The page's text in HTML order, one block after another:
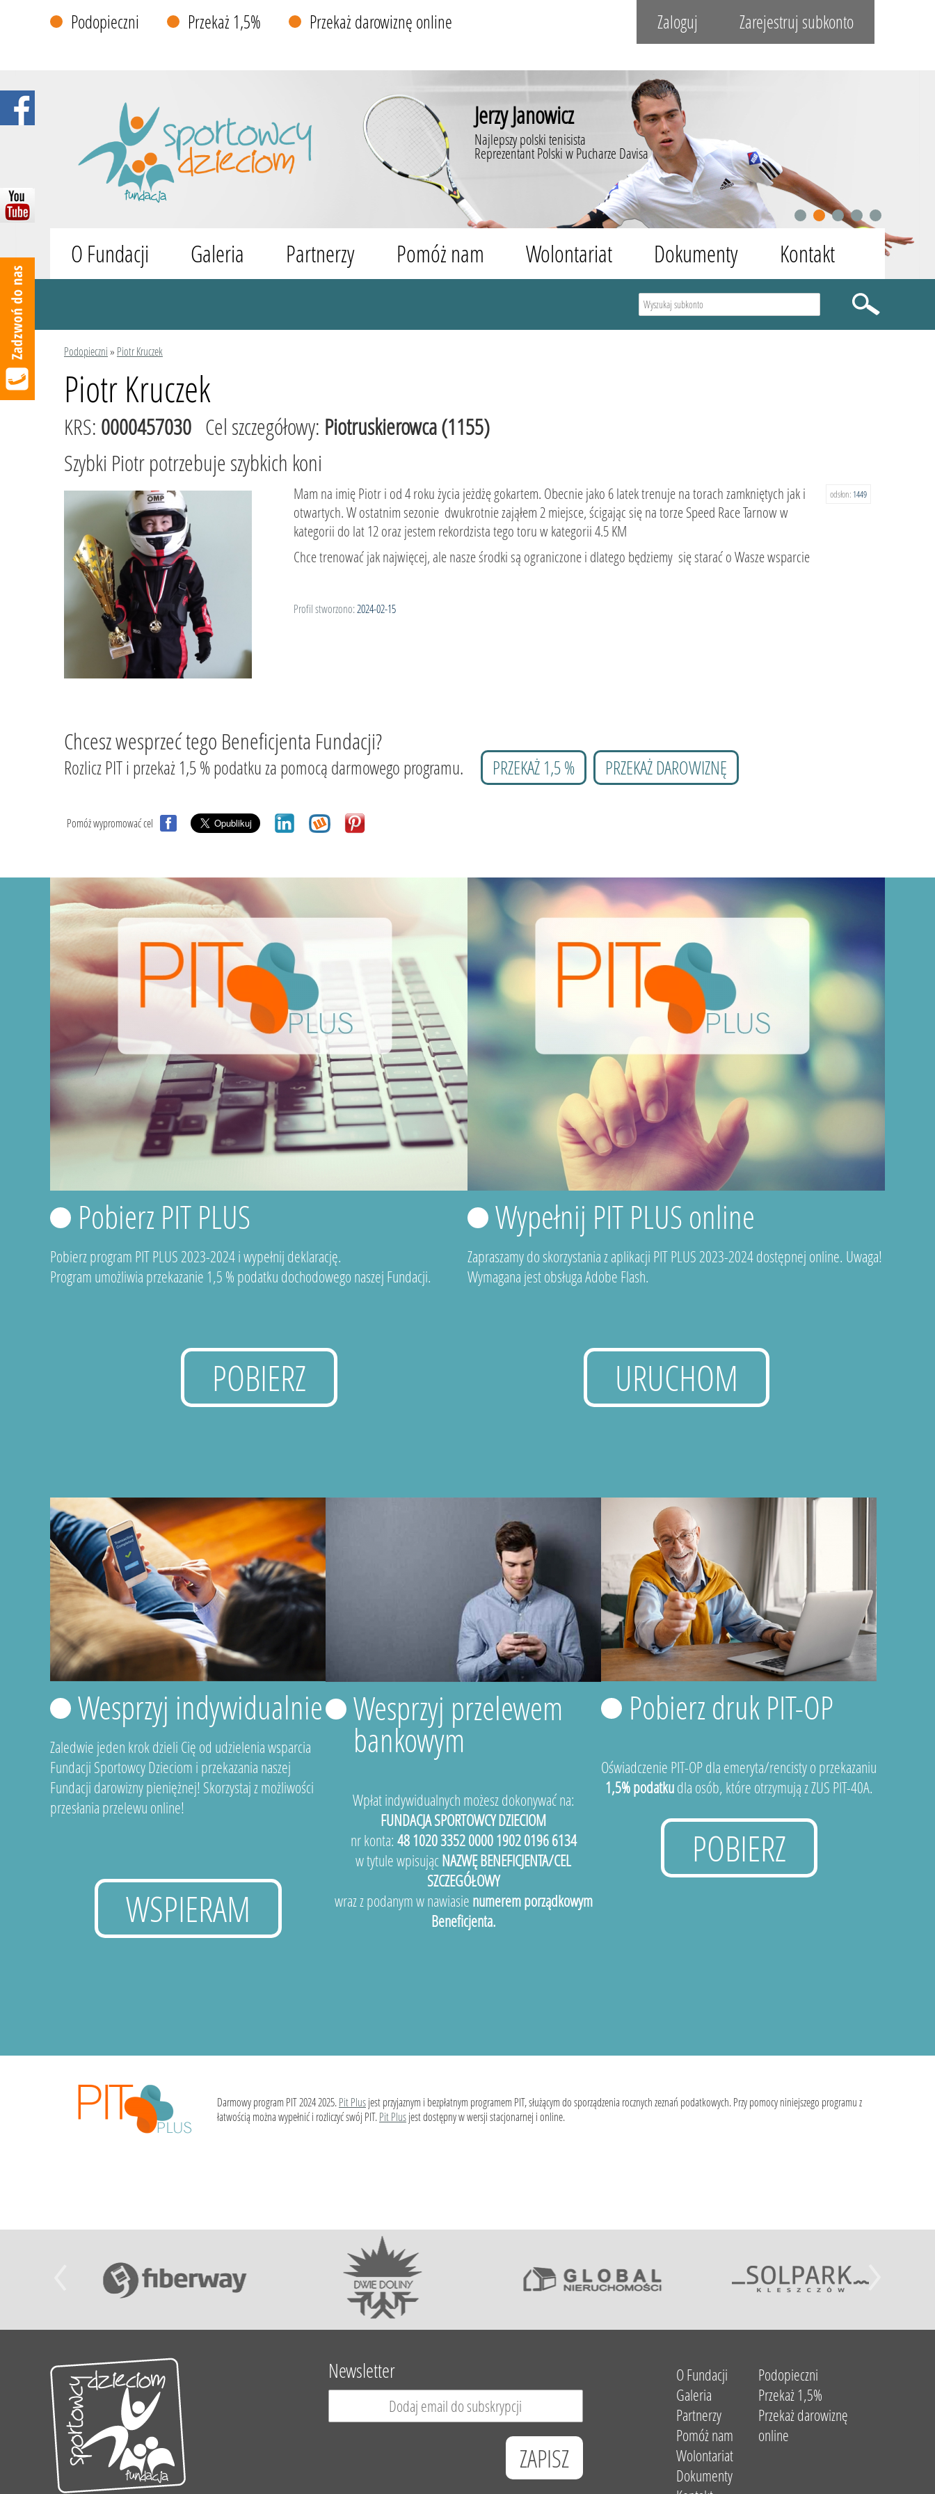
Podopieczni Przekaż 1,5% Przekaż darowiznę online Zaloguj Zarejestruj subkonto
Jerzy Janowicz
Najlepszy polski tenisista
Reprezentant Polski w Pucharze Davisa
1 2 3 4 5
O Fundacji Galeria Partnerzy Pomóż nam Wolontariat Dokumenty Kontakt
Podopieczni» Piotr Kruczek
Piotr Kruczek
KRS: 0000457030 Cel szczegółowy: Piotruskierowca (1155)
Szybki Piotr potrzebuje szybkich koni
odsłon: 1449
Mam na imię Piotr i od 4 roku życia jeżdżę gokartem. Obecnie jako 6 latek trenuje na torach zamkniętych jak i
otwartych. W ostatnim sezonie dwukrotnie zająłem 2 miejsce, ścigając się na torze Speed Race Tarnow w
kategorii do lat 12 oraz jestem rekordzista tego toru w kategorii 4.5 KM
Chce trenować jak najwięcej, ale nasze środki są ograniczone i dlatego będziemy się starać o Wasze wsparcie
Profil stworzono: 2024-02-15
Chcesz wesprzeć tego Beneficjenta Fundacji?
Rozlicz PIT i przekaż 1,5 % podatku za pomocą darmowego programu. PRZEKAŻ 1,5 % PRZEKAŻ DAROWIZNĘ
Pomóż wypromować cel
Pobierz PIT PLUS
Pobierz program PIT PLUS 2023-2024 i wypełnij deklarację.
Program umożliwia przekazanie 1,5 % podatku dochodowego naszej Fundacji.
POBIERZ
Wypełnij PIT PLUS online
Zapraszamy do skorzystania z aplikacji PIT PLUS 2023-2024 dostępnej online. Uwaga!
Wymagana jest obsługa Adobe Flash.
URUCHOM
Wesprzyj indywidualnie
Zaledwie jeden krok dzieli Cię od udzielenia wsparcia
Fundacji Sportowcy Dzieciom i przekazania naszej
Fundacji darowizny pieniężnej! Skorzystaj z możliwości
przesłania przelewu online!
WSPIERAM
Wesprzyj przelewem
bankowym
Wpłat indywidualnych możesz dokonywać na:
FUNDACJA SPORTOWCY DZIECIOM
nr konta: 48 1020 3352 0000 1902 0196 6134
w tytule wpisującNAZWĘ BENEFICJENTA/CEL
SZCZEGÓŁOWY
wraz z podanym w nawiasie numerem porządkowym
Beneficjenta.
Pobierz druk PIT-OP
Oświadczenie PIT-OP dla emeryta/rencisty o przekazaniu
1,5% podatkudla osób, które otrzymują z ZUS PIT-40A.
POBIERZ
Darmowy program PIT 2024 2025.Pit Plusjest przyjaznym i bezpłatnym programem PIT, służącym do sporządzenia rocznych zeznań podatkowych. Przy pomocy niniejszego programu z
łatwością można wypełnić i rozliczyć swój PIT.Pit Plusjest dostępny w wersji stacjonarnej i online.
Newsletter
O Fundacji
Galeria
Partnerzy
Pomóż nam
Wolontariat
Dokumenty
Podopieczni
Przekaż 1,5%
Przekaż darowiznę
online